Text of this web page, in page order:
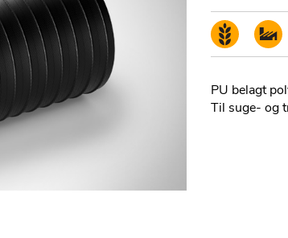
PU belagt
Til suge- og